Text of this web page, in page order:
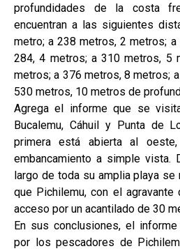
profundidades de la costa
encuentran a las siguientes
metro; a 238 metros, 2 metros;
284, 4 metros; a 310 metros, 5
metros; a 376 metros, 8 metros;
530 metros, 10 metros de
Agrega el informe que se
Bucalemu, Cáhuil y Punta de
primera está abierta al
embancamiento a simple vista.
largo de toda su amplia playa
que Pichilemu, con el agravante
acceso por un acantilado de 30
En sus conclusiones, el
por los pescadores de